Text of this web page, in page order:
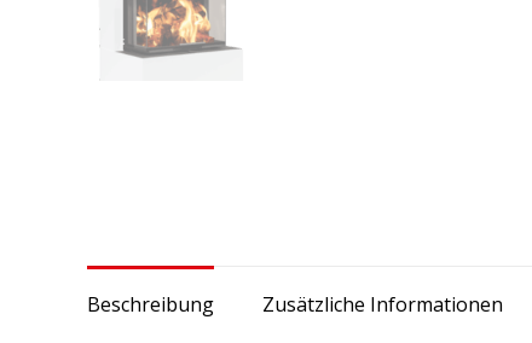
Beschreibung
Zusätzliche Informationen